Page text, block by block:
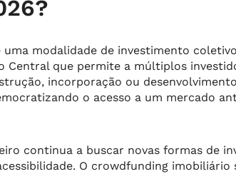
uma modalidade de investimento
Central que permite a múltiplos
incorporação ou
o acesso a um mercado
continua a buscar novas formas de
O crowdfunding